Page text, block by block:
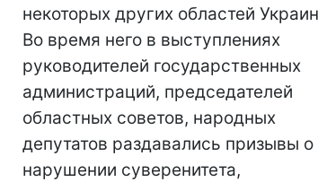
некоторых других областей
Во время него в выступлениях
руководителей государственных
администраций, председателей
областных советов, народных
депутатов раздавались призывы о
нарушении суверенитета,